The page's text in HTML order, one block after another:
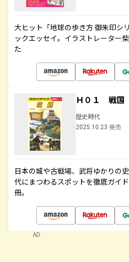
大ヒット「地球の歩き方 御朱印シ
ックエッセイ。イラストレーター
た
Ｈ０１ 戦国
歴史時代
2025.10.23 発売
日本の城や古戦場、武将ゆかりの
代にまつわるスポットを徹底ガイ
冊。
AD